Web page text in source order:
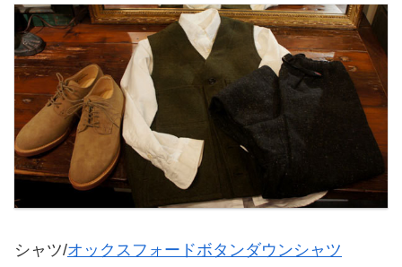
シャツ/オックスフォードボタンダウンシャツ